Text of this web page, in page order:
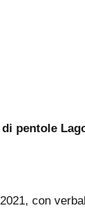
pentole
con